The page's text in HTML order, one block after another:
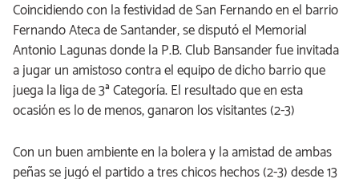
Coincidiendo con la festividad de San Fernando en el barrio
Fernando Ateca de Santander, se disputó el Memorial
Antonio Lagunas donde la P.B. Club Bansander fue invitada
a jugar un amistoso contra el equipo de dicho barrio que
juega la liga de 3ª Categoría. El resultado que en esta
ocasión es lo de menos, ganaron los visitantes (2-3)
Con un buen ambiente en la bolera y la amistad de ambas
peñas se jugó el partido a tres chicos hechos (2-3) desde 13